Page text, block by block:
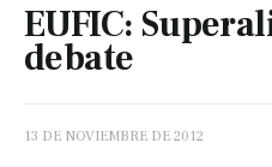
EMPLEO
EUFIC:
debate
13 DE NOVIEMBRE DE 2012